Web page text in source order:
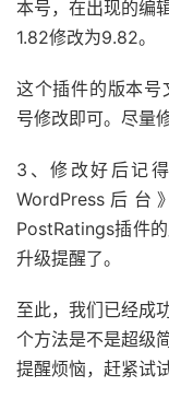
本号，在出现的编
1.82修改为9.82。
这个插件的版本
号修改即可。尽量
3、修改好后记
WordPress后
PostRatings插件
升级提醒了。
至此，我们已经成
个方法是不是超级
提醒烦恼，赶紧试试